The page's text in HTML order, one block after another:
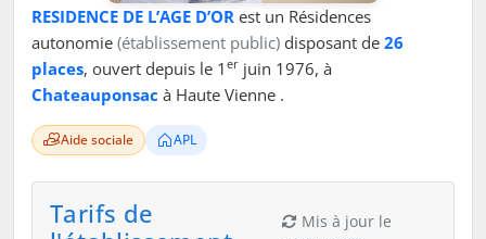
RESIDENCE DE L’AGE D’OR est un Résidences
autonomie (établissement public) disposant de 26
places, ouvert depuis le 1 er juin 1976, à
Chateauponsac à Haute Vienne .
Aide sociale APL
Tarifs de
Mis à jour le